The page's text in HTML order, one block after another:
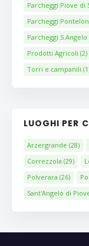
Parcheggi Piove di
Parcheggi
Parcheggi
Prodotti Agricoli (2)
Torri e campanili
LUOGHI PER
Arzergrande (28)
Correzzola (29)
Polverara (26)
Sant'Angelo di